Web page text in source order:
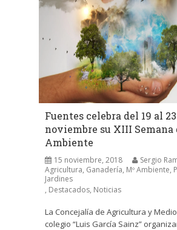
Fuentes celebra del 19 al
noviembre su XIII Semana
Ambiente
15 noviembre, 2018
Sergio
Agricultura, Ganadería, Mº Ambiente,
Jardines
, Destacados, Noticias
La Concejalía de Agricultura y
colegio “Luis García Sainz”